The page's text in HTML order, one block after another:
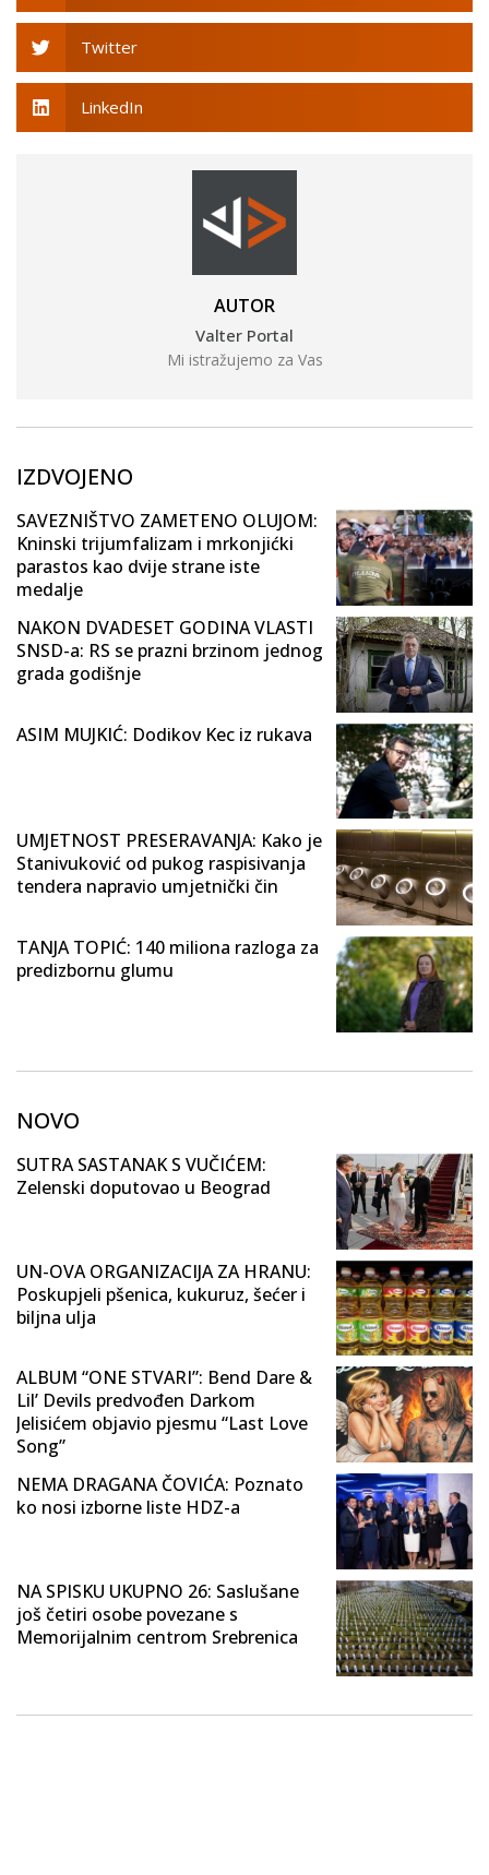
Twitter
LinkedIn
AUTOR
Valter Portal
Mi istražujemo za Vas
IZDVOJENO
SAVEZNIŠTVO ZAMETENO OLUJOM:
Kninski trijumfalizam i mrkonjićki
parastos kao dvije strane iste
medalje
NAKON DVADESET GODINA VLASTI
SNSD-a: RS se prazni brzinom jednog
grada godišnje
ASIM MUJKIĆ: Dodikov Kec iz rukava
UMJETNOST PRESERAVANJA: Kako je
Stanivuković od pukog raspisivanja
tendera napravio umjetnički čin
TANJA TOPIĆ: 140 miliona razloga za
predizbornu glumu
NOVO
SUTRA SASTANAK S VUČIĆEM:
Zelenski doputovao u Beograd
UN-OVA ORGANIZACIJA ZA HRANU:
Poskupjeli pšenica, kukuruz, šećer i
biljna ulja
ALBUM “ONE STVARI”: Bend Dare &
Lil’ Devils predvođen Darkom
Jelisićem objavio pjesmu “Last Love
Song”
NEMA DRAGANA ČOVIĆA: Poznato
ko nosi izborne liste HDZ-a
NA SPISKU UKUPNO 26: Saslušane
još četiri osobe povezane s
Memorijalnim centrom Srebrenica